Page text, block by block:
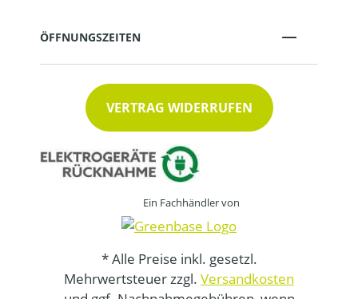
ÖFFNUNGSZEITEN
VERTRAG WIDERRUFEN
Ein Fachhändler von
* Alle Preise inkl. gesetzl.
Mehrwertsteuer zzgl. Versandkosten